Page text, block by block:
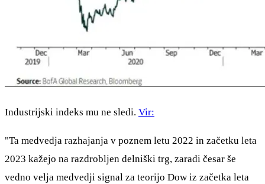
Industrijski indeks mu ne sledi. Vir:
"Ta medvedja razhajanja v poznem letu 2022 in začetku leta
2023 kažejo na razdrobljen delniški trg, zaradi česar še
vedno velja medvedji signal za teorijo Dow iz začetka leta